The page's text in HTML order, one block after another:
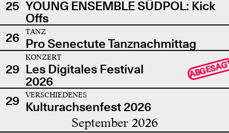
25 YOUNG ENSEMBLE SÜDPOL: Kick
Offs
26
TANZ
Pro Senectute Tanznachmittag
29
KONZERT
Les Digitales Festival
2026
29 VERSCHIEDENES
Kulturachsenfest 2026
September 2026